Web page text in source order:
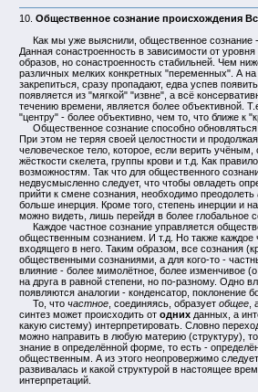
10. Общественное сознание происхождения
Как мы уже выяснили, общественное сознание -
Данная сонастроенность в зависимости от
образов, но сонастроенность стабильней. Чем
различных мелких конкретных "переменных". А
закрепиться, сразу пропадают, едва успев
появляется из "мягкой" "извне", а всё
течению времени, является более объективной.
"центру" - более объективно, чем то, что ближе к
Общественное сознание способно
При этом не теряя своей целостности и
человеческое тело, которое, если верить
жёсткости скелета, группы крови и т.д. Как
возможностям. Так что для общественного
недвусмысленно следует, что чтобы овладеть
прийти к смене сознания, необходимо преодолеть
больше инерция. Кроме того, степень инерции и
можно видеть, лишь перейдя в более глобальное
Каждое частное сознание управляется
общественным сознанием. И т.д. Но также каждое
входящего в него. Таким образом, все сознания
общественными сознаниями, а для кого-то -
влияние - более мимолётное, более изменчивое
на друга в равной степени, но по-разному. Одно
появляются аналогии - конденсатор, поклонение
То, что частное, соединяясь, образует общее,
синтез может происходить от однихданных, а
какую систему) интерпретировать. Словно
можно направить в любую материю (структуру),
знание в определённой форме, то есть -
общественным. А из этого неопровержимо
развивалась и какой структурой в настоящее
интерпретаций.